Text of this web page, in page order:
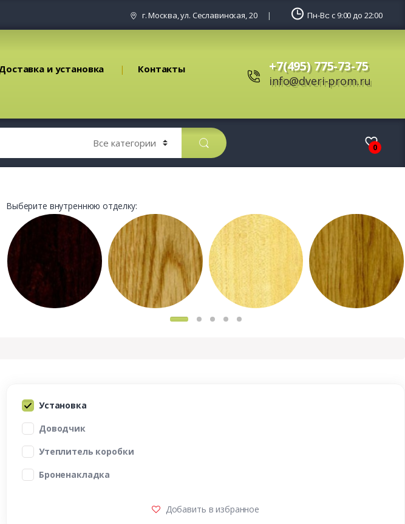
г. Москва, ул. Сеславинская, 20 Пн-Вс: с 9:00 до 22:00
и установка Контакты +7(495) 775-73-75
info@dveri-prom.ru
0
Выберите внутреннюю отделку:
Установка
Доводчик
Утеплитель коробки
Броненакладка
Добавить в избранное